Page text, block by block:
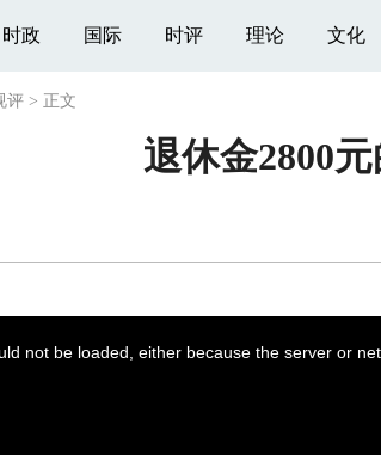
时政 国际 时评 理论 文化
评 > 正文
退休金2800
not be loaded, either because the server or